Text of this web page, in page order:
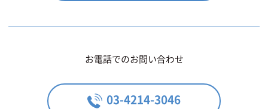
お電話でのお問い合わせ
03-4214-3046